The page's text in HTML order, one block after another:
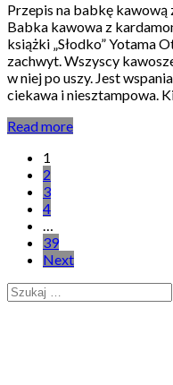
Przepis na babkę
Babka kawowa z
książki „Słodko” Yotama
zachwyt. Wszyscy
w niej po uszy. Jest
ciekawa i niesztampowa.
Read more
Stronicowanie
wpisów
1
2
3
4
…
39
Next
Szukaj: